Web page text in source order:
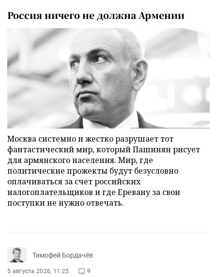
Россия ничего не должна Армении
Москва системно и жестко разрушает тот
фантастический мир, который Пашинян рисует
для армянского населения. Мир, где
политические прожекты будут безусловно
оплачиваться за счет российских
налогоплательщиков и где Еревану за свои
поступки не нужно отвечать.
Тимофей Бордачёв
5 августа 2026, 11:25 9